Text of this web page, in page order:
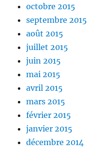
octobre 2015
septembre 2015
août 2015
juillet 2015
juin 2015
mai 2015
avril 2015
mars 2015
février 2015
janvier 2015
décembre 2014